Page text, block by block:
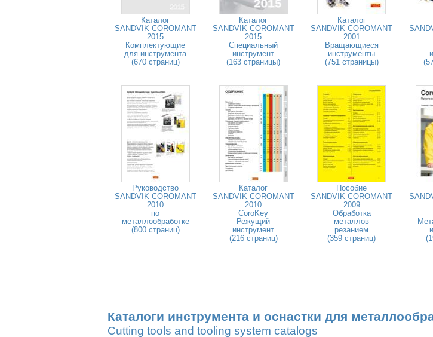
Каталог
SANDVIK COROMANT
2015
Комплектующие
для инструмента
(670 страниц)
Каталог
SANDVIK COROMANT
2015
Специальный
инструмент
(163 страницы)
Каталог
SANDVIK COROMANT
2001
Вращающиеся
инструменты
(751 страницы)
Руководство
SANDVIK COROMANT
2010
по
металлообработке
(800 страниц)
Каталог
SANDVIK COROMANT
2010
CoroKey
Режущий
инструмент
(216 страниц)
Пособие
SANDVIK COROMANT
2009
Обработка
металлов
резанием
(359 страниц)
Каталоги инструмента и оснастки для
Cutting tools and tooling system catalogs